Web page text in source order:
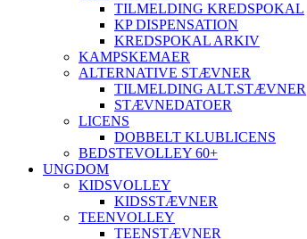
TILMELDING KREDSPOKAL
KP DISPENSATION
KREDSPOKAL ARKIV
KAMPSKEMAER
ALTERNATIVE STÆVNER
TILMELDING ALT.STÆVNER
STÆVNEDATOER
LICENS
DOBBELT KLUBLICENS
BEDSTEVOLLEY 60+
UNGDOM
KIDSVOLLEY
KIDSSTÆVNER
TEENVOLLEY
TEENSTÆVNER